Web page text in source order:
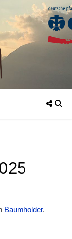
Baumholder.